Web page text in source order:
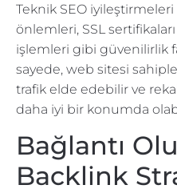
Teknik SEO
önlemleri, SSL
işlemleri gibi güvenilirlik
sayede, web sitesi
trafik elde edebilir ve
daha iyi bir konumda
Bağlantı
Backlink